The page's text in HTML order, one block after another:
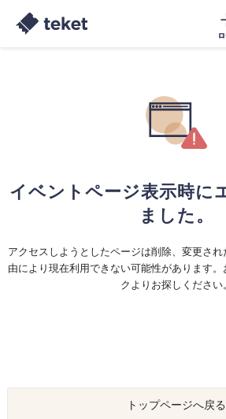
イベントページ表示時に
ました。
アクセスしようとしたページは削除、変更さ
由により現在利用できない可能性があります
クよりお探しください。
トップページへ戻る